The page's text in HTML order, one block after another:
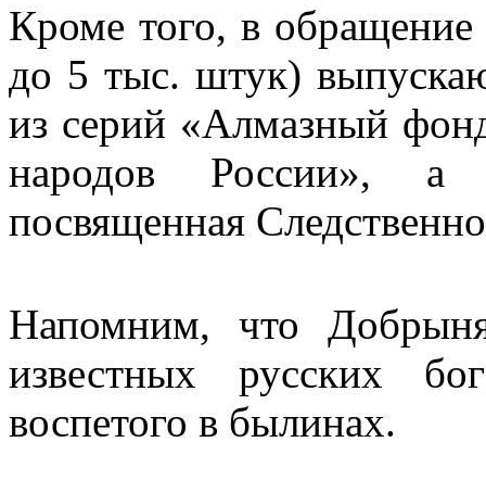
Кроме того, в
до 5 тыс. штук)
из серий «Алмазный
народов России», а
посвященная
Напомним, что
известных русских
воспетого в былинах.